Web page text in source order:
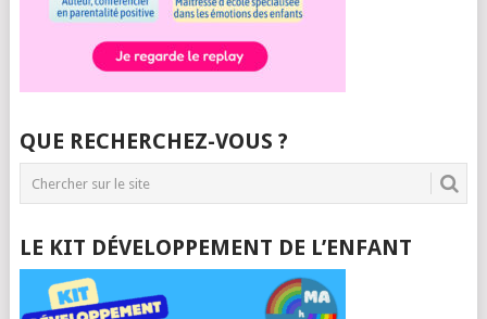
QUE RECHERCHEZ-VOUS ?
LE KIT DÉVELOPPEMENT DE L’ENFANT